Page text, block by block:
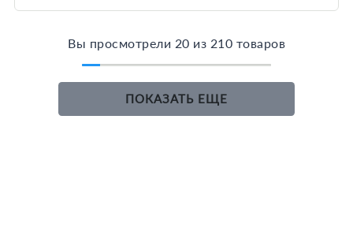
Вы просмотрели 20 из 210 товаров
ПОКАЗАТЬ ЕЩЕ